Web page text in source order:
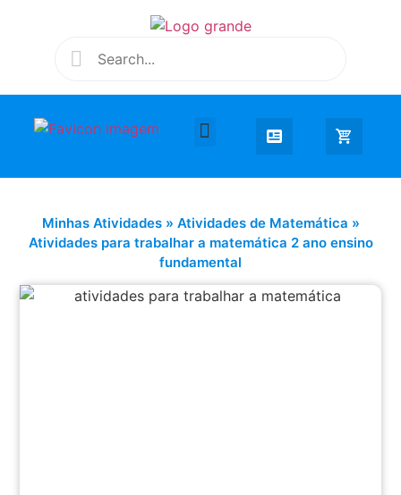
Minhas Atividades» Atividades de Matemática »
Atividades para trabalhar a matemática 2 ano ensino
fundamental